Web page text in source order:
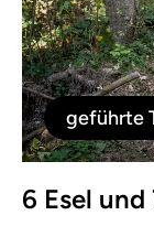
geführte
6 Esel